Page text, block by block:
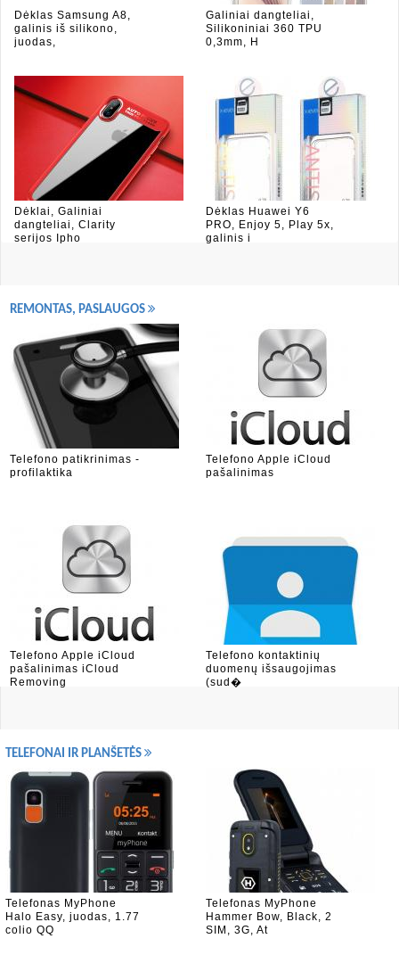
Dėklas Samsung A8,
galinis iš silikono,
juodas,
Galiniai dangteliai,
Silikoniniai 360 TPU
0,3mm, H
Dėklai, Galiniai
dangteliai, Clarity
serijos Ipho
Dėklas Huawei Y6
PRO, Enjoy 5, Play 5x,
galinis i
REMONTAS, PASLAUGOS
Telefono patikrinimas -
profilaktika
Telefono Apple iCloud
pašalinimas
Telefono Apple iCloud
pašalinimas iCloud
Removing
Telefono kontaktinių
duomenų išsaugojimas
(sud�
TELEFONAI IR PLANŠETĖS
Telefonas MyPhone
Halo Easy, juodas, 1.77
colio QQ
Telefonas MyPhone
Hammer Bow, Black, 2
SIM, 3G, At